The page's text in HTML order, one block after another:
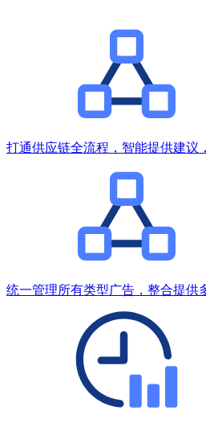
打通供应链全流程，智能提供建议
统一管理所有类型广告，整合提供